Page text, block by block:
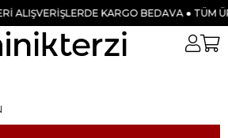
KARGO BEDAVA ● TÜM ÜRÜNLERDE